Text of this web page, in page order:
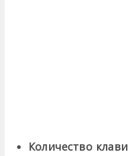
Количество